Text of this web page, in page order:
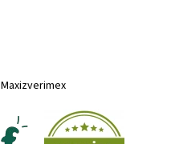
Maxizverimex